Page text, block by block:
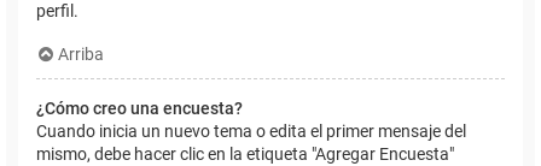
perfil.
Arriba
¿Cómo creo una encuesta?
Cuando inicia un nuevo tema o edita el primer mensaje del
mismo, debe hacer clic en la etiqueta "Agregar Encuesta"